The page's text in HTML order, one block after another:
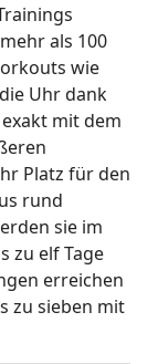
als 100
wie
Uhr dank
mit dem
Platz für den
rund
sie im
zu elf Tage
erreichen
zu sieben mit